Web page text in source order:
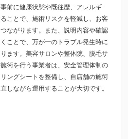
前に健康状態や既往歴、アレルギ
ことで、施術リスクを軽減し、お客
ながります。また、説明内容や確認
ことで、万が一のトラブル発生時に
ます。美容サロンや整体院、脱毛サ
術を行う事業者は、安全管理体制の
ングシートを整備し、自店舗の施術
しながら運用することが大切です。